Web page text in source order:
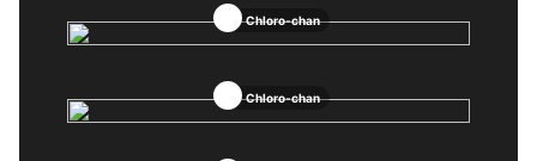
Chloro-chan
Chloro-chan